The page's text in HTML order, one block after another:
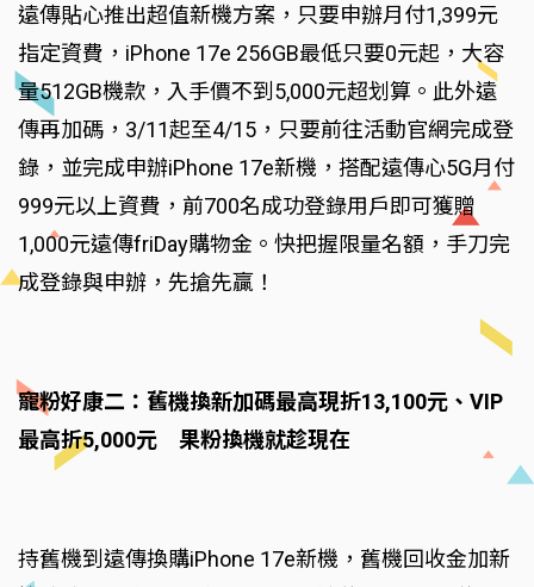
遠傳貼心推出超值新機方案，只要申辦月付1,399元
指定資費，iPhone 17e 256GB最低只要0元起，大容
量512GB機款，入手價不到5,000元超划算。此外遠
傳再加碼，3/11起至4/15，只要前往活動官網完成登
錄，並完成申辦iPhone 17e新機，搭配遠傳心5G月付
999元以上資費，前700名成功登錄用戶即可獲贈
1,000元遠傳friDay購物金。快把握限量名額，手刀完
成登錄與申辦，先搶先贏！
寵粉好康二：舊機換新加碼最高現折13,100元、VIP
最高折5,000元 果粉換機就趁現在
持舊機到遠傳換購iPhone 17e新機，舊機回收金加新